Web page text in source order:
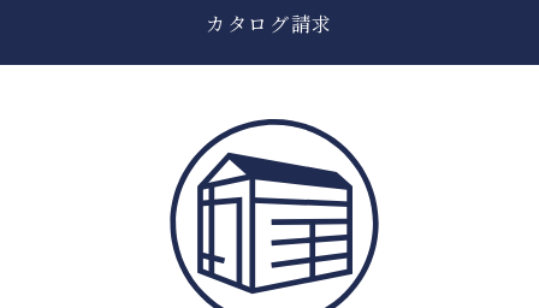
カタログ請求